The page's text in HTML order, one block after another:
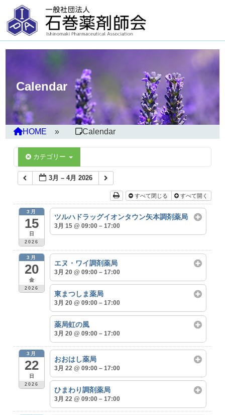
Calendar
HOME Calendar
カテゴリー
3月 – 4月 2026
すべて閉じる すべて開く
3月
15
日
2026
ツルハドラッグイオンタウン矢本調剤薬局
3月 15 @ 09:00 – 17:00
3月
20
金
2026
エヌ・ワイ調剤薬局
3月 20 @ 09:00 – 17:00
東まつしま薬局
3月 20 @ 09:00 – 17:00
薬局虹の風
3月 20 @ 09:00 – 17:00
3月
22
日
2026
おおはし薬局
3月 22 @ 09:00 – 17:00
ひまわり調剤薬局
3月 22 @ 09:00 – 17:00